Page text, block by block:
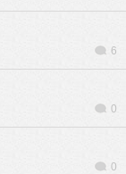
6
0
0